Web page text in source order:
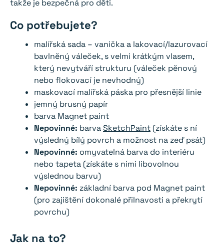
takže je bezpečná pro děti.
Co potřebujete?
malířská sada – vanička a lakovací/lazurovací
bavlněný váleček, s velmi krátkým vlasem,
který nevytváří strukturu (váleček pěnový
nebo flokovací je nevhodný)
maskovací malířská páska pro přesnější linie
jemný brusný papír
barva Magnet paint
Nepovinné: barvaSketchPaint (získáte s ní
výsledný bílý povrch a možnost na zeď psát)
Nepovinné: omyvatelná barva do interiéru
nebo tapeta (získáte s nimi libovolnou
výslednou barvu)
Nepovinné: základní barva pod Magnet paint
(pro zajištění dokonalé přilnavosti a překrytí
povrchu)
Jak na to?